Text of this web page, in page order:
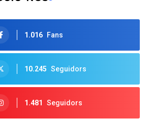
1.016 Fans
10.245 Seguidors
1.481 Seguidors